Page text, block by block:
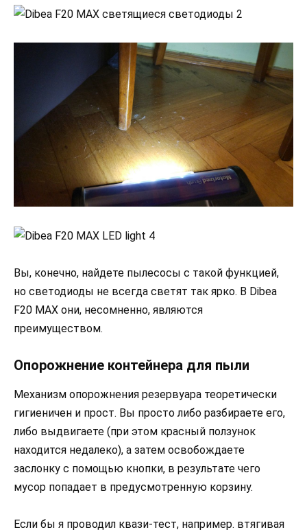
Вы, конечно, найдете пылесосы с такой функцией,
но светодиоды не всегда светят так ярко. В Dibea
F20 MAX они, несомненно, являются
преимуществом.
Опорожнение контейнера для пыли
Механизм опорожнения резервуара теоретически
гигиеничен и прост. Вы просто либо разбираете его,
либо выдвигаете (при этом красный ползунок
находится недалеко), а затем освобождаете
заслонку с помощью кнопки, в результате чего
мусор попадает в предусмотренную корзину.
Если бы я проводил квази-тест, например. втягивая